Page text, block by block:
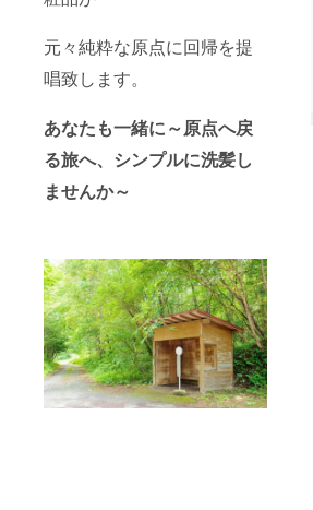
元々純粋な原点に回帰を提
唱致します。
あなたも一緒に～原点へ戻
る旅へ、シンプルに洗髪し
ませんか～